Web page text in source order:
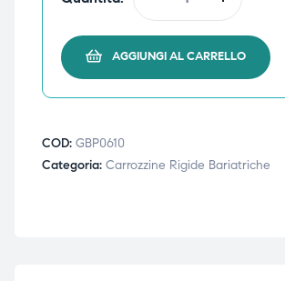
AGGIUNGI AL CARRELLO
COD: GBP0610
Categoria: Carrozzine Rigide Bariatriche